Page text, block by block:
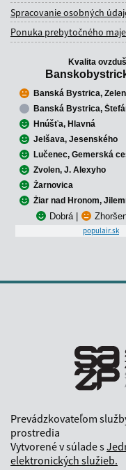
Spracovanie osobných
Ponuka prebytočného
Kvalita
Banská Bystrica,
Banská Bystrica,
Hnúšťa, Hlavná
Jelšava, Jesenského
Lučenec, Gemerská
Zvolen, J. Alexyho
Žarnovica
Žiar nad Hronom,
Dobrá |
populair.sk
Prevádzkovateľom
prostredia
Vytvorené v súlade s
elektronických služieb.